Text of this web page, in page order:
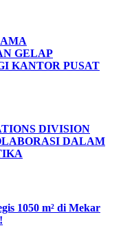
GELAP
KANTOR PUSAT
DIVISION
DALAM
1050 m² di Mekar